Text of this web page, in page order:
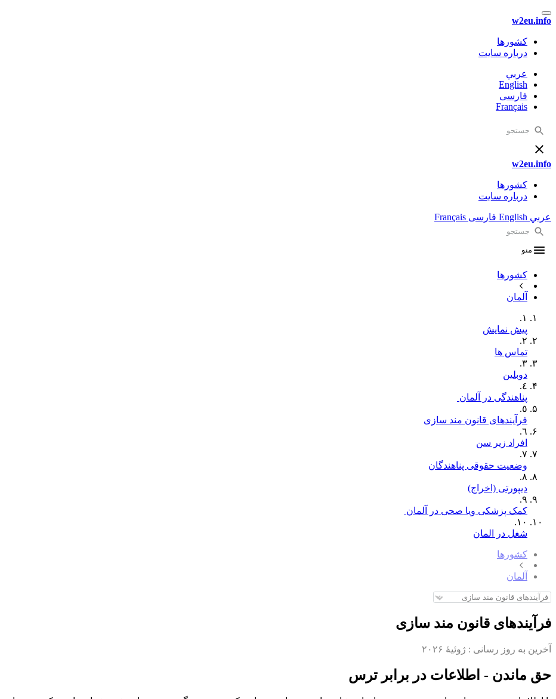
w2eu.info
کشورها
درباره سایت
عربي
English
فارسی
Français
w2eu.info
کشورها
درباره سایت
عربي English فارسی Français
منو
کشورها
آلمان
١.
پیش نمایش
٢.
تماس ها
٣.
دوبلین
٤.
پناھندگی‫ در آلمان ‬‫
٥.
فرآیندهای قانون مند سازی
٦.
افراد زیر سن
٧.
وضعیت حقوقی پناهندگان
٨.
دیپورتی (اخراج)
٩.
‫کمک پزشکی ویا صحی در آلمان ‬‬
١٠.
شغل در المان
کشورها
آلمان
فرآیندهای قانون مند سازی
آخرین به روز رسانی : ژوئیهٔ ۲۰۲۶
حق ماندن - اطلاعات در برابر ترس